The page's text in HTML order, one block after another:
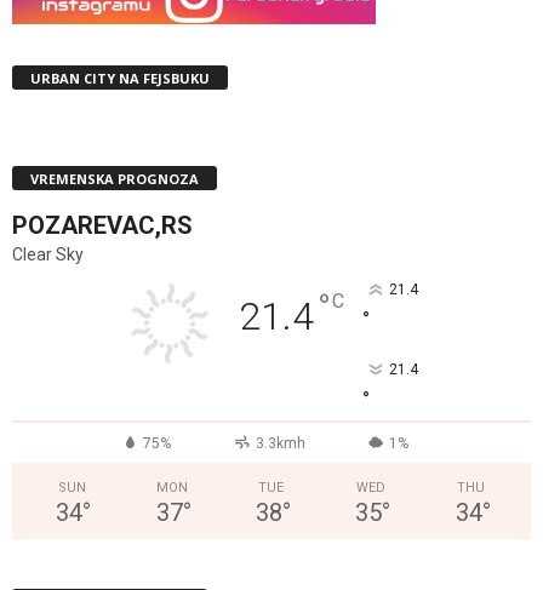
URBAN CITY NA FEJSBUKU
VREMENSKA PROGNOZA
POZAREVAC,RS
Clear Sky
21.4°C 21.4
°
21.4
°
75% 3.3kmh 1%
SUN
34°
MON
37°
TUE
38°
WED
35°
THU
34°